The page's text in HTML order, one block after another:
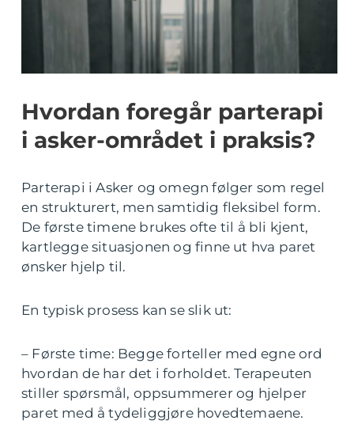
Hvordan foregår parterapi
i asker-området i praksis?
Parterapi i Asker og omegn følger som regel
en strukturert, men samtidig fleksibel form.
De første timene brukes ofte til å bli kjent,
kartlegge situasjonen og finne ut hva paret
ønsker hjelp til.
En typisk prosess kan se slik ut:
– Første time: Begge forteller med egne ord
hvordan de har det i forholdet. Terapeuten
stiller spørsmål, oppsummerer og hjelper
paret med å tydeliggjøre hovedtemaene.